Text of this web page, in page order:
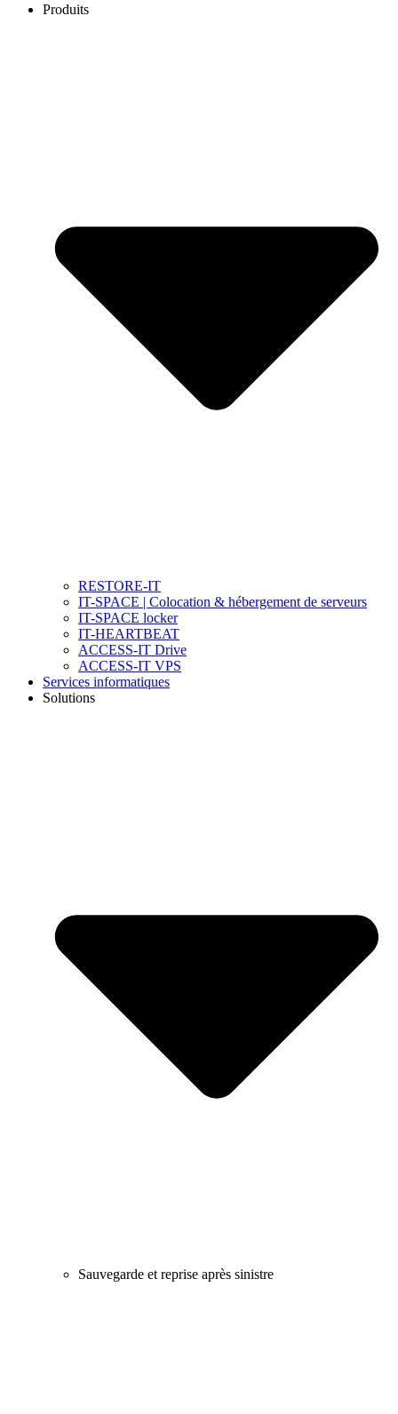
Produits
RESTORE-IT
IT-SPACE | Colocation & hébergement de serveurs
IT-SPACE locker
IT-HEARTBEAT
ACCESS-IT Drive
ACCESS-IT VPS
Services informatiques
Solutions
Sauvegarde et reprise après sinistre